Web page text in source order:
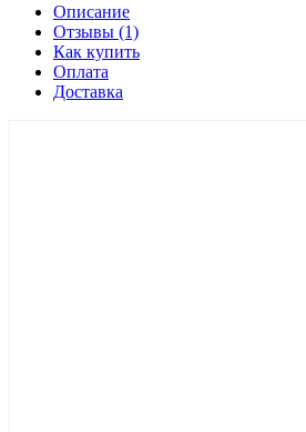
Описание
Отзывы (1)
Как купить
Оплата
Доставка